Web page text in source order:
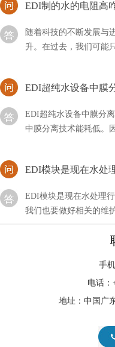
升。在过去，我们可能
征，但现在，我们更加
中膜分离技术能耗低。
透耗能更低，这对于克
我们也要做好相关的维
洗元件中的膜元件，然
分析EDI模块再生造
在超纯水设备运作一段
塞，这主要是EDI进水
对EDI控制模块开展清
EDI模块简单的说就是
手
电话：
地址：中国广